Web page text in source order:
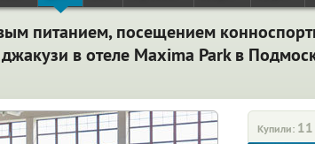
питанием, посещением
в отеле Maxima Park в
Купили: 11